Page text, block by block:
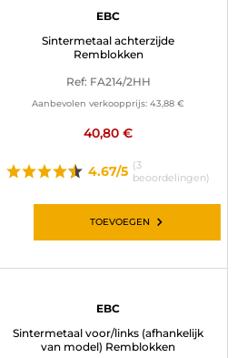
EBC
Sintermetaal achterzijde
Remblokken
Ref: FA214/2HH
Aanbevolen verkoopprijs: 43,88 €
40,80 €
4.67/5 (3
beoordelingen)
TOEVOEGEN
EBC
Sintermetaal voor/links (afhankelijk
van model) Remblokken